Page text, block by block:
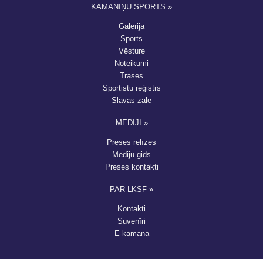
KAMANIŅU SPORTS »
Galerija
Sports
Vēsture
Noteikumi
Trases
Sportistu reģistrs
Slavas zāle
MEDIJI »
Preses relīzes
Mediju gids
Preses kontakti
PAR LKSF »
Kontakti
Suvenīri
E-kamana